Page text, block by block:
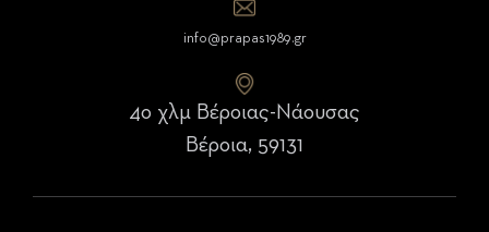
info@prapas1989.gr
4ο χλμ Βέροιας-Νάουσας
Βέροια, 59131